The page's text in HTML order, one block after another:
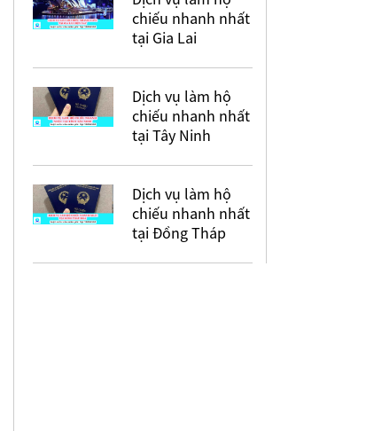
chiếu nhanh nhất
tại Gia Lai
Dịch vụ làm hộ
chiếu nhanh nhất
tại Tây Ninh
Dịch vụ làm hộ
chiếu nhanh nhất
tại Đồng Tháp